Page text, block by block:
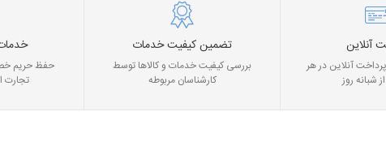
آنلاین
آنلاین در هر
شبانه روز
تضمین کیفیت خدمات
بررسی کیفیت خدمات و کالاها توسط
کارشناسان مربوطه
حفظ حریم
تجارت